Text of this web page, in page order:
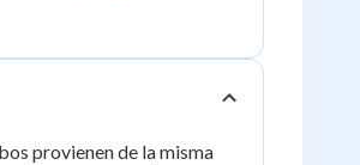
provienen de la misma